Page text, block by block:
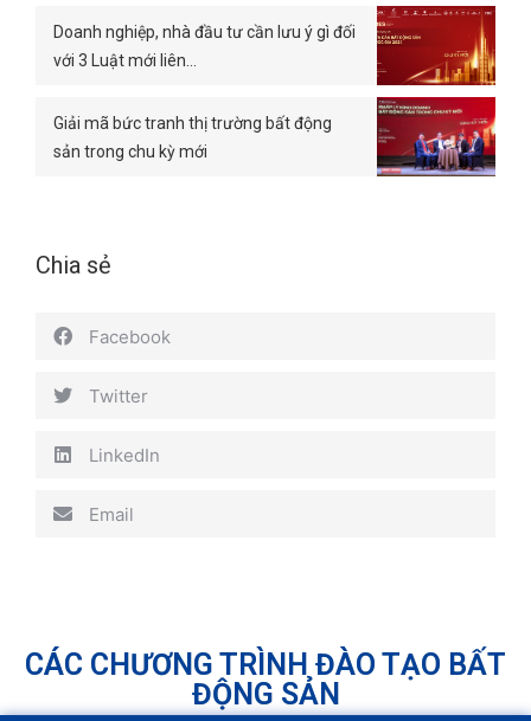
Doanh nghiệp, nhà đầu tư cần lưu ý gì đối
với 3 Luật mới liên…
Giải mã bức tranh thị trường bất động
sản trong chu kỳ mới
Chia sẻ
Facebook
Twitter
LinkedIn
Email
CÁC CHƯƠNG TRÌNH ĐÀO TẠO BẤT
ĐỘNG SẢN